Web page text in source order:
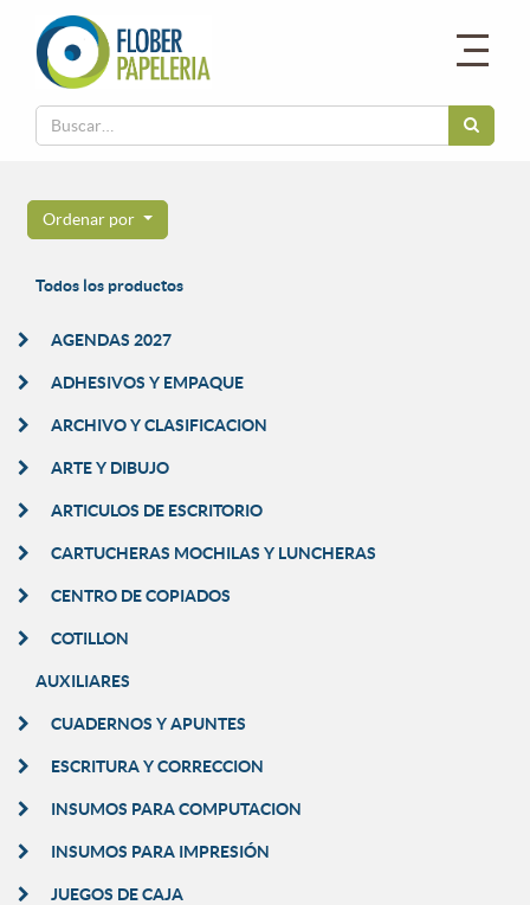
Ordenar por
Todos los productos
AGENDAS 2027
ADHESIVOS Y EMPAQUE
ARCHIVO Y CLASIFICACION
ARTE Y DIBUJO
ARTICULOS DE ESCRITORIO
CARTUCHERAS MOCHILAS Y LUNCHERAS
CENTRO DE COPIADOS
COTILLON
AUXILIARES
CUADERNOS Y APUNTES
ESCRITURA Y CORRECCION
INSUMOS PARA COMPUTACION
INSUMOS PARA IMPRESIÓN
JUEGOS DE CAJA